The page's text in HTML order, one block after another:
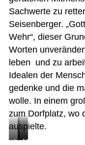
Sachwerte zu
Seisenberger.
Wehr“, dieser
Worten
leben und zu
Idealen der
gedenke und die
wolle. In einem
zum Dorfplatz, wo
auspielte.
VieleFeuerwehrvorstand
Mitglieder